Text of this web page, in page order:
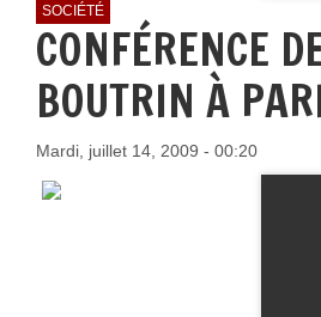
SOCIÉTÉ
CONFÉRENCE
BOUTRIN À
Mardi, juillet 14, 2009 - 00:20